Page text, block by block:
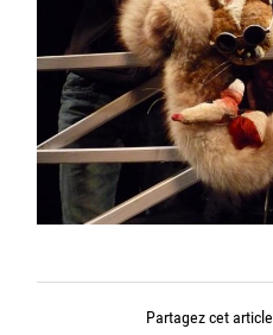
Partagez cet article